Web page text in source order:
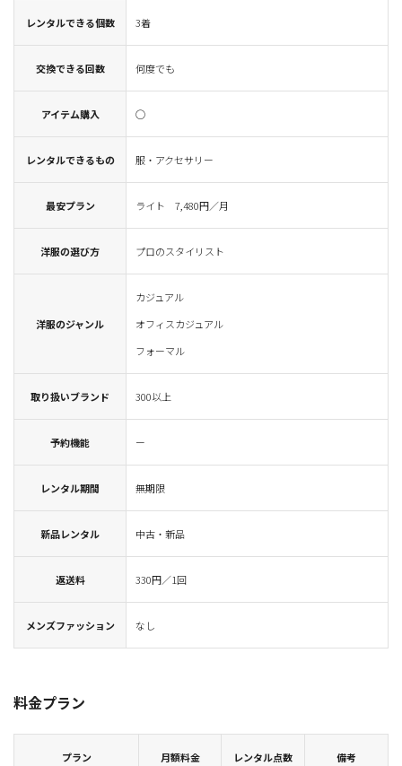
レンタルできる個数 3着
交換できる回数 何度でも
アイテム購入 ◯
レンタルできるもの 服・アクセサリー
最安プラン ライト 7,480円／月
洋服の選び方 プロのスタイリスト
洋服のジャンル
カジュアル
オフィスカジュアル
フォーマル
取り扱いブランド 300以上
予約機能 ー
レンタル期間 無期限
新品レンタル 中古・新品
返送料 330円／1回
メンズファッション なし
料金プラン
プラン 月額料金 レンタル点数 備考